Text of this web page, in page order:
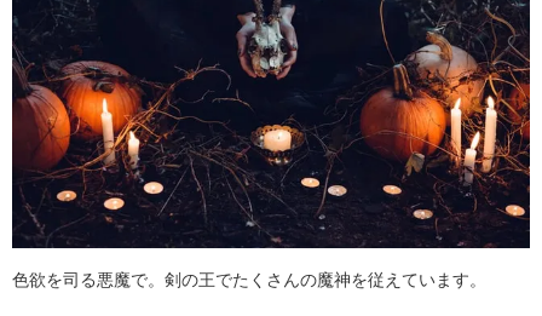
色欲を司る悪魔で。剣の王でたくさんの魔神を従えています。